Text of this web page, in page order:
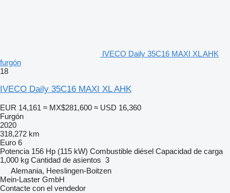
IVECO Daily 35C16 MAXI XL AHK
furgón
18
IVECO Daily 35C16 MAXI XL AHK
EUR 14,161 ≈ MX$281,600 ≈ USD 16,360
Furgón
2020
318,272 km
Euro 6
Potencia 156 Hp (115 kW) Combustible diésel Capacidad de carga
1,000 kg Cantidad de asientos 3
Alemania, Heeslingen-Boitzen
Mein-Laster GmbH
Contacte con el vendedor